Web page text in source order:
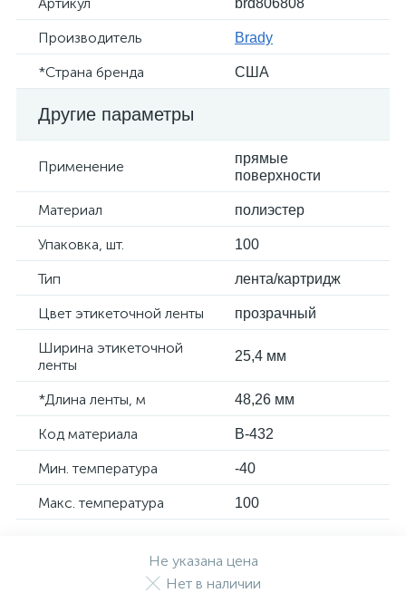
brd806808
Производитель Brady
*Страна бренда США
Другие параметры
Применение
прямые
поверхности
Материал полиэстер
Упаковка, шт. 100
Тип лента/картридж
Цвет этикеточной ленты прозрачный
Ширина этикеточной
ленты
25,4 мм
*Длина ленты, м 48,26 мм
Код материала B-432
Мин. температура -40
Макс. температура 100
Не указана цена
Нет в наличии